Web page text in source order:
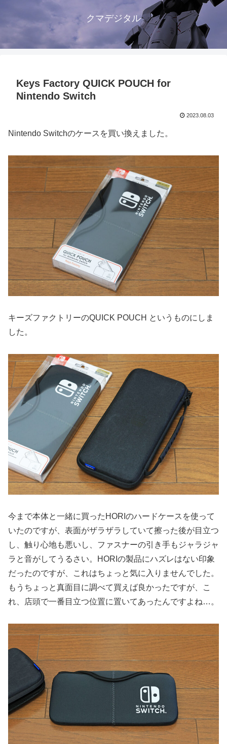
クマデジタル
Keys Factory QUICK POUCH for
Nintendo Switch
2023.08.03
Nintendo Switchのケースを買い換えました。
キーズファクトリーのQUICK POUCH というものにしま
した。
今まで本体と一緒に買ったHORIのハードケースを使って
いたのですが、表面がザラザラしていて擦った後が目立つ
し、触り心地も悪いし、ファスナーの引き手もジャラジャ
ラと音がしてうるさい。HORIの製品にハズレはない印象
だったのですが、これはちょっと気に入りませんでした。
もうちょっと真面目に調べて買えば良かったですが、こ
れ、店頭で一番目立つ位置に置いてあったんですよね…。